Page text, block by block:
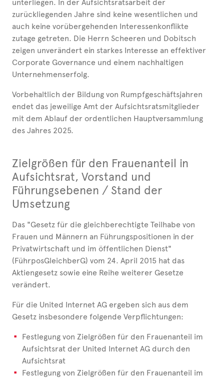
unterliegen. In der Aufsichtsratsarbeit der
zurückliegenden Jahre sind keine wesentlichen und
auch keine vorübergehenden Interessenkonflikte
zutage getreten. Die Herrn Scheeren und Dobitsch
zeigen unverändert ein starkes Interesse an effektiver
Corporate Governance und einem nachhaltigen
Unternehmenserfolg.
Vorbehaltlich der Bildung von Rumpfgeschäftsjahren
endet das jeweilige Amt der Aufsichtsratsmitglieder
mit dem Ablauf der ordentlichen Hauptversammlung
des Jahres 2025.
Zielgrößen für den Frauenanteil in
Aufsichtsrat, Vorstand und
Führungsebenen / Stand der
Umsetzung
Das "Gesetz für die gleichberechtigte Teilhabe von
Frauen und Männern an Führungspositionen in der
Privatwirtschaft und im öffentlichen Dienst"
(FührposGleichberG) vom 24. April 2015 hat das
Aktiengesetz sowie eine Reihe weiterer Gesetze
verändert.
Für die United Internet AG ergeben sich aus dem
Gesetz insbesondere folgende Verpflichtungen:
Festlegung von Zielgrößen für den Frauenanteil im
Aufsichtsrat der United Internet AG durch den
Aufsichtsrat
Festlegung von Zielgrößen für den Frauenanteil im